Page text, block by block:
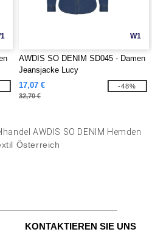
W1
AWDIS SO DENIM SD045 - Damen
Jeansjacke Lucy
17,07 €
32,70 €
-48%
AWDIS SO DENIM Hemden
Österreich
KONTAKTIEREN SIE UNS